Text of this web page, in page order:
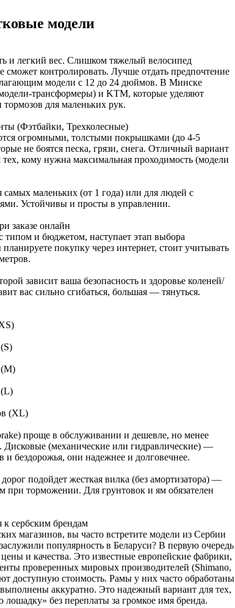
модели
и легкий вес. Слишком тяжелый велосипед
сможет контролировать. Лучше отдать предпочтение
модели с 12 до 24 дюймов. В Минске
трансформеры) и KTM, которые уделяют
для маленьких рук.
(Фэтбайки, Трехколесные)
огромными, толстыми покрышками (до 4-5
не боятся песка, грязи, снега. Отличный вариант
тех, кому нужна максимальная проходимость (модели
маленьких (от 1 года) или для людей с
Устойчивы и просты в управлении.
заказе онлайн
типом и бюджетом, наступает этап выбора
покупку через интернет, стоит учитывать
зависит ваша безопасность и здоровье коленей/
вас сильно сгибаться, большая — тянуться.
(XL)
проще в обслуживании и дешевле, но менее
Дисковые (механические или гидравлические) —
и бездорожья, они надежнее и долговечнее.
подойдет жесткая вилка (без амортизатора) —
при торможении. Для грунтовок и ям обязателен
к сербским брендам
магазинов, вы часто встретите модели из Сербии
популярность в Беларуси? В первую очередь
и качества. Это известные европейские фабрики,
проверенных мировых производителей (Shimano,
доступную стоимость. Рамы у них часто обработаны
аккуратно. Это надежный вариант для тех,
лошадку» без переплаты за громкое имя бренда.